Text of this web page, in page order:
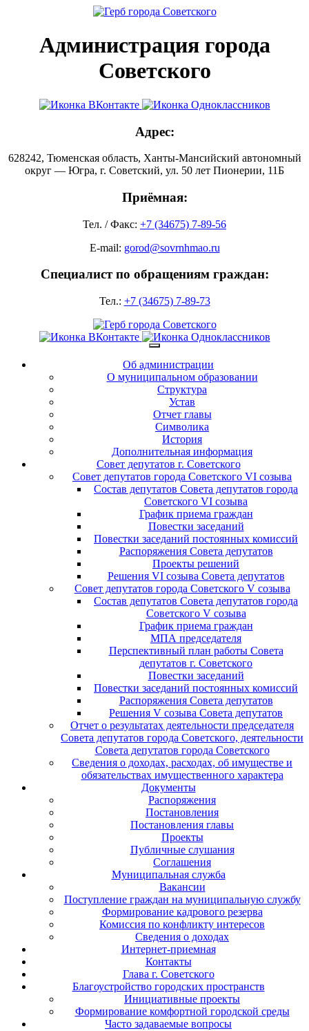
Администрация города
Советского
Адрес:
628242, Тюменская область, Ханты-Мансийский автономный
округ — Югра, г. Советский, ул. 50 лет Пионерии, 11Б
Приёмная:
Тел. / Факс: +7 (34675) 7-89-56
E-mail: gorod@sovrnhmao.ru
Специалист по обращениям граждан:
Тел.: +7 (34675) 7-89-73
Об администрации
О муниципальном образовании
Структура
Устав
Отчет главы
Символика
История
Дополнительная информация
Совет депутатов г. Советского
Совет депутатов города Советского VI созыва
Состав депутатов Совета депутатов города
Советского VI созыва
График приема граждан
Повестки заседаний
Повестки заседаний постоянных комиссий
Распоряжения Совета депутатов
Проекты решений
Решения VI созыва Совета депутатов
Совет депутатов города Советского V созыва
Состав депутатов Совета депутатов города
Советского V созыва
График приема граждан
МПА председателя
Перспективный план работы Совета
депутатов г. Советского
Повестки заседаний
Повестки заседаний постоянных комиссий
Распоряжения Совета депутатов
Решения V созыва Совета депутатов
Отчет о результатах деятельности председателя
Совета депутатов города Советского, деятельности
Совета депутатов города Советского
Сведения о доходах, расходах, об имуществе и
обязательствах имущественного характера
Документы
Распоряжения
Постановления
Постановления главы
Проекты
Публичные слушания
Соглашения
Муниципальная служба
Вакансии
Поступление граждан на муниципальную службу
Формирование кадрового резерва
Комиссия по конфликту интересов
Сведения о доходах
Интернет-приемная
Контакты
Глава г. Советского
Благоустройство городских пространств
Инициативные проекты
Формирование комфортной городской среды
Часто задаваемые вопросы